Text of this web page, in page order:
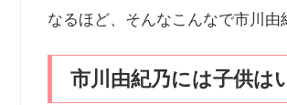
なるほど、そんなこんなで市川由
市川由紀乃には子供は